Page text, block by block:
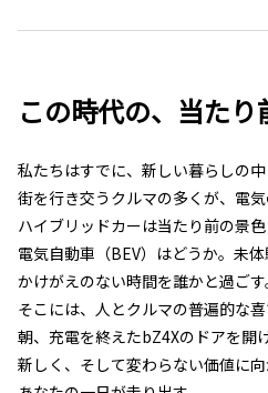
この時代の、当たり
私たちはすでに、新しい暮らしの中
街を行き交うクルマの多くが、電気
ハイブリッドカーは当たり前の景色
電気自動車（BEV）はどうか。未体
かけがえのない時間を誰かと過ごす
そこには、人とクルマの普遍的な喜
朝、充電を終えたbZ4Xのドアを開
新しく、そして変わらない価値に向